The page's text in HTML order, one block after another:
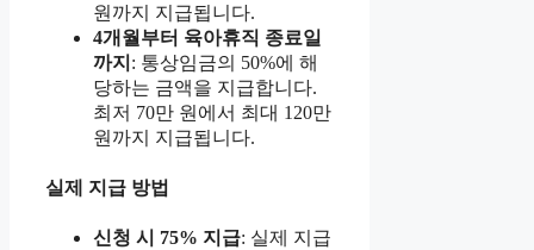
원까지 지급됩니다.
4개월부터 육아휴직 종료일
까지 : 통상임금의 50%에 해
당하는 금액을 지급합니다.
최저 70만 원에서 최대 120만
원까지 지급됩니다.
실제 지급 방법
신청 시 75% 지급: 실제 지급